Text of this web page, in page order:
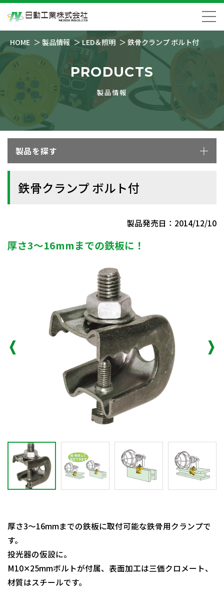
HOME 製品情報 LED＆照明 鉄骨クランプ ボルト付
PRODUCTS
製品情報
製品を探す
鉄骨クランプ ボルト付
製品発売日：2014/12/10
厚さ3～16mmまでの鉄板に！
厚さ3～16mmまでの鉄板に取付可能な鉄骨用クランプで
す。
投光器の仮設に。
M10✕25mmボルトが付属、表面加工は三価クロメート、
材質はスチールです。